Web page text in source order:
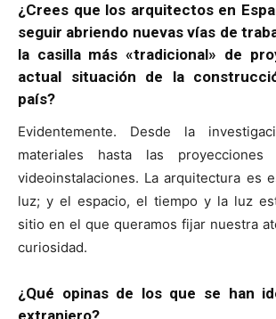
¿Crees que los arquitectos en
seguir abriendo nuevas vías de
la casilla más «tradicional» de
actual situación de la
país?
Evidentemente. Desde la
materiales hasta las
videoinstalaciones. La arquitectura es
luz; y el espacio, el tiempo y la luz
sitio en el que queramos fijar nuestra
curiosidad.
¿Qué opinas de los que se han
extranjero?